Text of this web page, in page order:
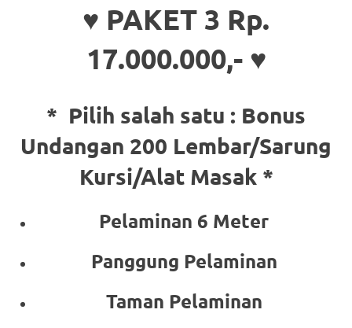
♥ PAKET 3 Rp.
17.000.000,- ♥
* Pilih salah satu : Bonus
Undangan 200 Lembar/Sarung
Kursi/Alat Masak *
Pelaminan 6 Meter
Panggung Pelaminan
Taman Pelaminan